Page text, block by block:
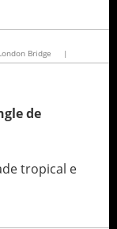
Bridge |
de
tropical e